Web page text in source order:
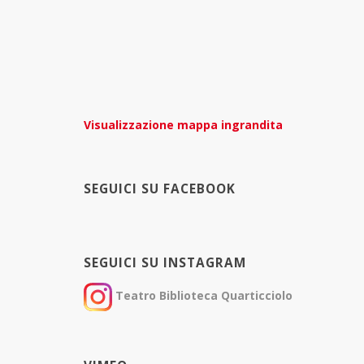
Visualizzazione mappa ingrandita
SEGUICI SU FACEBOOK
SEGUICI SU INSTAGRAM
Teatro Biblioteca Quarticciolo